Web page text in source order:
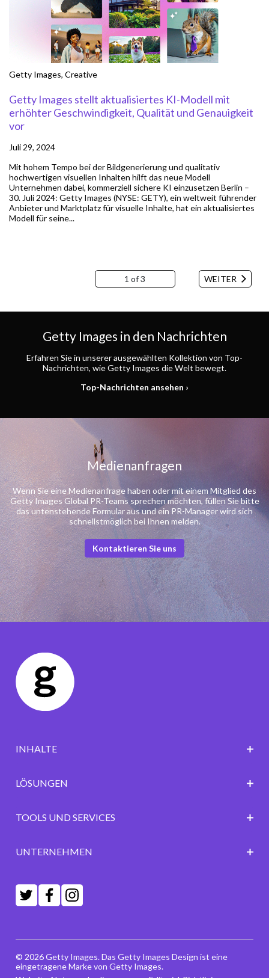
Getty Images, Creative
Getty Images stellt aktualisiertes KI-Modell mit
erhöhter Geschwindigkeit, Qualität und Genauigkeit
vor
Juli 29, 2024
Mit hohem Tempo bei der Bildgenerierung und qualitativ
hochwertigen visuellen Inhalten hilft das neue Modell
Unternehmen dabei, kommerziell sichere KI einzusetzen Berlin –
30. Juli 2024: Getty Images (NYSE: GETY), ein weltweit führender
Anbieter und Marktplatz für visuelle Inhalte, hat ein aktualisiertes
Modell für seine...
1 of 3 WEITER
Getty Images in den Nachrichten
Erfahren Sie in unserer ausgewählten Kollektion von Top-
Nachrichten, wie Getty Images die Welt bewegt.
Top-Nachrichten ansehen ›
Medienanfragen
Wenn Sie eine Medienanfrage haben oder mit einem Mitglied des
Getty Images Global PR-Teams sprechen möchten, füllen Sie bitte
das untenstehende Formular aus und ein PR-Manager wird sich
schnellstmöglich bei Ihnen melden.
Kontaktieren Sie uns
INHALTE
LÖSUNGEN
TOOLS UND SERVICES
UNTERNEHMEN
© 2026 Getty Images. Das Getty Images Design ist eine
eingetragene Marke von Getty Images.